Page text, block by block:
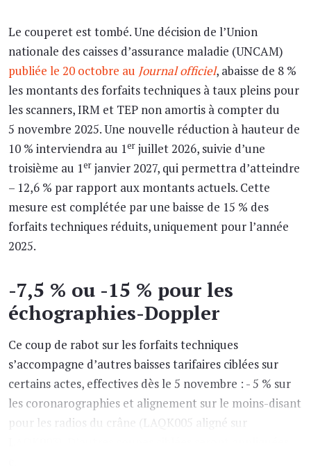
Le couperet est tombé. Une décision de l’Union
nationale des caisses d’assurance maladie (UNCAM)
publiée le 20 octobre au Journal officiel, abaisse de 8 %
les montants des forfaits techniques à taux pleins pour
les scanners, IRM et TEP non amortis à compter du
5 novembre 2025. Une nouvelle réduction à hauteur de
10 % interviendra au 1er juillet 2026, suivie d’une
troisième au 1er janvier 2027, qui permettra d’atteindre
– 12,6 % par rapport aux montants actuels. Cette
mesure est complétée par une baisse de 15 % des
forfaits techniques réduits, uniquement pour l’année
2025.
-7,5 % ou -15 % pour les
échographies-Doppler
Ce coup de rabot sur les forfaits techniques
s’accompagne d’autres baisses tarifaires ciblées sur
certains actes, effectives dès le 5 novembre : - 5 % sur
les coronarographies et alignement sur le moins-disant
pour les radios du crâne (LAQK005 aligné sur